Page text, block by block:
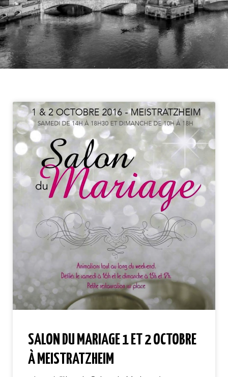
SALON DU MARIAGE 1 ET 2 OCTOBRE
À MEISTRATZHEIM